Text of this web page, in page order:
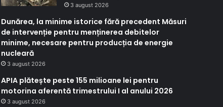
3 august 2026
Dunărea, la minime istorice fără precedent Măsuri
de intervenție pentru menținerea debitelor
minime, necesare pentru producția de energie
nucleară
3 august 2026
APIA plătește peste 155 milioane lei pentru
motorina aferentă trimestrului I al anului 2026
3 august 2026